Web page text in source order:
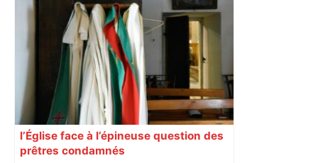
économique, un axe majeur va être
fermé en fin de soirée, voici les
déviations – Actu.fr
l’Église face à l’épineuse question des
prêtres condamnés